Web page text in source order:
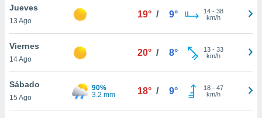
disponible
cookies
aceptar
Jueves
13 Ago
19° / 9° 14- 38
km/h
Viernes
14 Ago
20° / 8° 13- 33
km/h
Sábado
15 Ago
90%
3.2 mm
18° / 9° 18- 47
km/h